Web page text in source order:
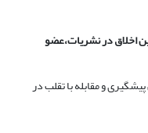
اخلاق در نشریات،عضو
و مقابله با تقلب در